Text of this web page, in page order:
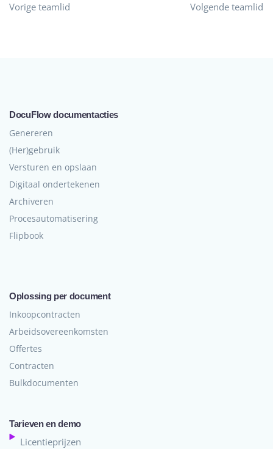
Vorige teamlid Volgende teamlid
DocuFlow documentacties
Genereren
(Her)gebruik
Versturen en opslaan
Digitaal ondertekenen
Archiveren
Procesautomatisering
Flipbook
Oplossing per document
Inkoopcontracten
Arbeidsovereenkomsten
Offertes
Contracten
Bulkdocumenten
Tarieven en demo
Licentieprijzen